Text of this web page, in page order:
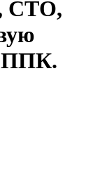
СТО,
ППК.